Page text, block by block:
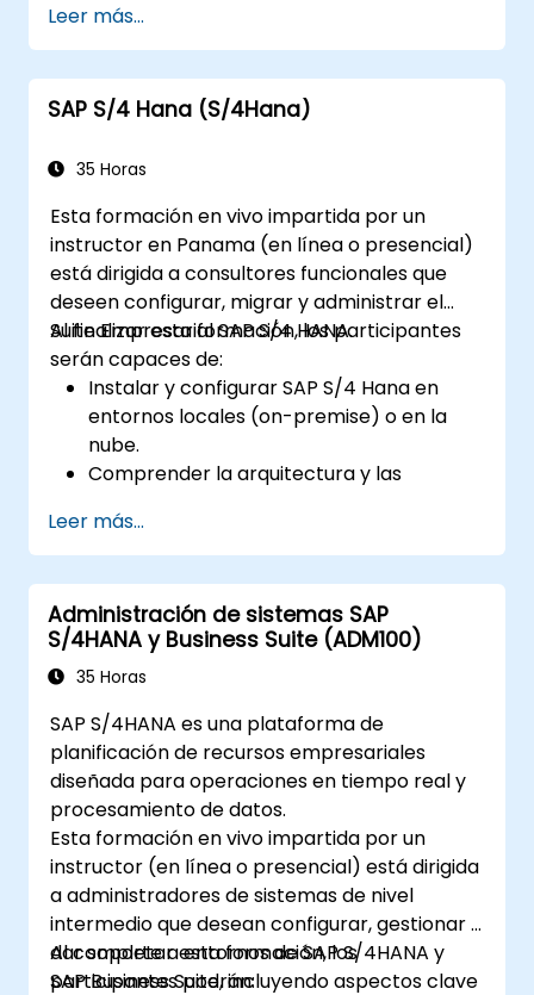
Identificar mejoras clave en los procesos
de finanzas, logística y otros módulos.
Comprender la integración, el análisis y
las innovaciones futuras para apoyar las
Leer más...
SAP S/4 Hana (S/4Hana)
35 Horas
Esta formación en vivo impartida por un
instructor en Panama (en línea o presencial)
está dirigida a consultores funcionales que
deseen configurar, migrar y administrar el
Suite Empresarial SAP S/4 HANA.
Al finalizar esta formación, los participantes
serán capaces de:
Instalar y configurar SAP S/4 Hana en
entornos locales (on-premise) o en la
nube.
Comprender la arquitectura y las
Migrar desde versiones existentes del
Suite Empresarial SAP a SAP S/4 Hana
Comprender cómo se implementa la
seguridad en SAP S/4 Hana
Mejorar la movilidad de las aplicaciones
SAP utilizando SAP Fiori
Hana en producción
Explorar cómo SAP S/4 se puede integrar
con SAP S/4 Cloud para ofrecer una
solución empresarial integral.
Leer más...
Administración de sistemas SAP
S/4HANA y Business Suite (ADM100)
35 Horas
SAP S/4HANA es una plataforma de
planificación de recursos empresariales
diseñada para operaciones en tiempo real y
procesamiento de datos.
Esta formación en vivo impartida por un
instructor (en línea o presencial) está dirigida
a administradores de sistemas de nivel
intermedio que desean configurar, gestionar y
dar soporte a entornos de SAP S/4HANA y
SAP Business Suite, incluyendo aspectos clave
Al completar esta formación, los
participantes podrán: